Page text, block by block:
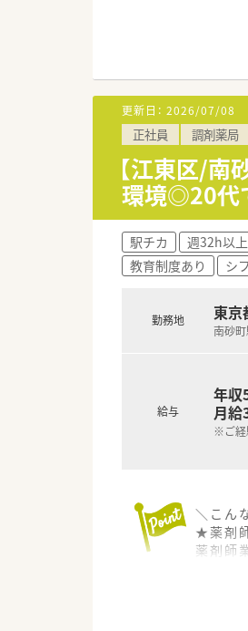
【店舗
■最寄
■近隣
【法人
■20代
■同業
■社内
【職場
■社内
■マニ
■男性
【こん
■プラ
■内科
■地域
更新日： 2026/07/08
正社員 調剤薬局
【江東区/
環境◎20代
駅チカ 週32h以上
教育制度あり
シ
勤務地 東京
南砂
給与
年収
月給
※ご経
＼こん
★薬剤
薬剤師
この